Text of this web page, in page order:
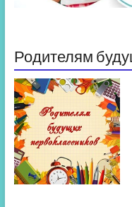
Родителям